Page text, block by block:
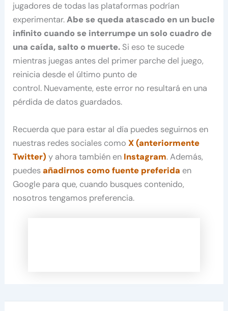
jugadores de todas las plataformas podrían
experimentar.Abe se queda atascado en un bucle
infinito cuando se interrumpe un solo cuadro de
una caída, salto o muerte. Si eso te sucede
mientras juegas antes del primer parche del juego,
reinicia desde el último punto de
control. Nuevamente, este error no resultará en una
pérdida de datos guardados.
Recuerda que para estar al día puedes seguirnos en
nuestras redes sociales comoX (anteriormente
Twitter) y ahora también en Instagram. Además,
puedesañadirnos como fuente preferida en
Google para que, cuando busques contenido,
nosotros tengamos preferencia.